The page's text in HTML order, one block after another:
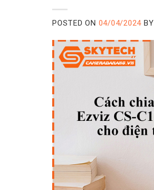
POSTED ON 04/04/2024 BY